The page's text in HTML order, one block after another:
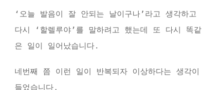
‘오늘 발음이 잘 안되는 날이구나’라고 생각하고
다시 ‘할렐루야’를 말하려고 했는데 또 다시 똑같
은 일이 일어났습니다.
네번째 쯤 이런 일이 반복되자 이상하다는 생각이
들었습니다.